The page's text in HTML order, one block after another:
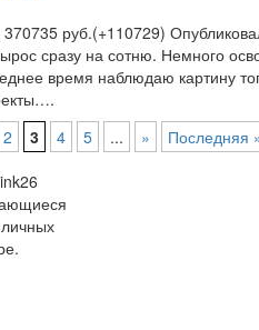
руб.(+110729)
сразу на сотню. Немного
время наблюдаю картину
2 3 4 5 ... » Последняя